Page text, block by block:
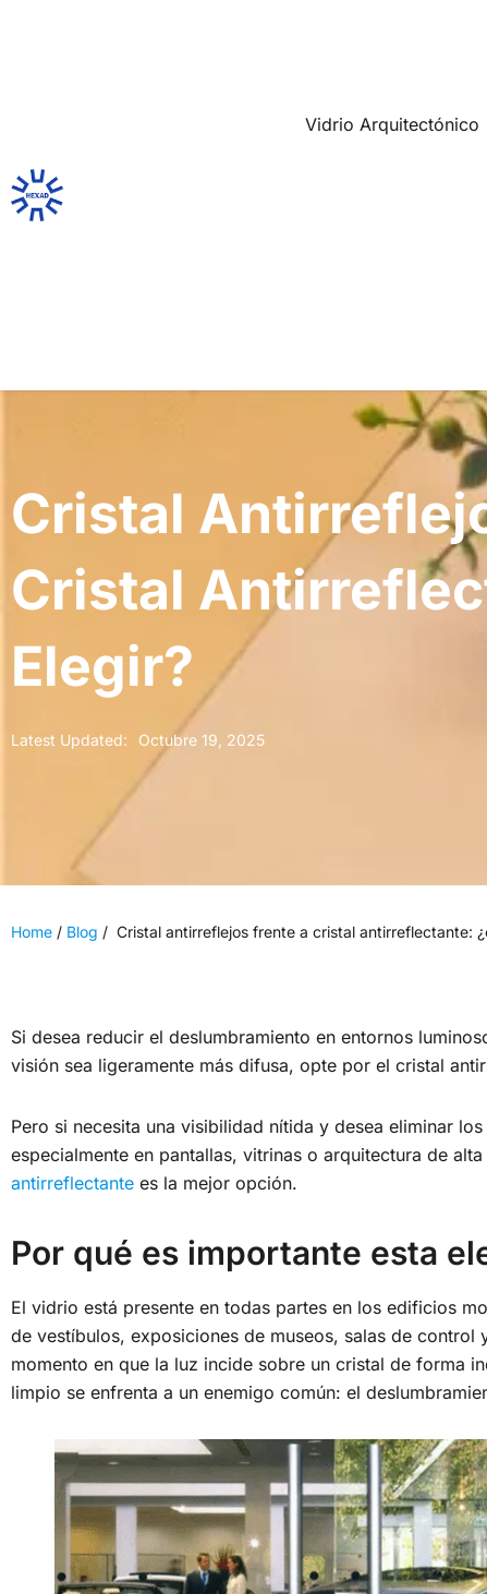
Vidrio Arquitectónico
Cristal
Cristal
Elegir?
Latest Updated: Octubre 19, 2025
Home / Blog / Cristal antirreflejos frente a cristal antirreflectante:
Si desea reducir el deslumbramiento en entornos
visión sea ligeramente más difusa, opte por el cristal
Pero si necesita una visibilidad nítida y desea eliminar
especialmente en pantallas, vitrinas o arquitectura de
antirreflectante es la mejor opción.
Por qué es importante esta
El vidrio está presente en todas partes en los edificios
de vestíbulos, exposiciones de museos, salas de control
momento en que la luz incide sobre un cristal de forma
limpio se enfrenta a un enemigo común: el